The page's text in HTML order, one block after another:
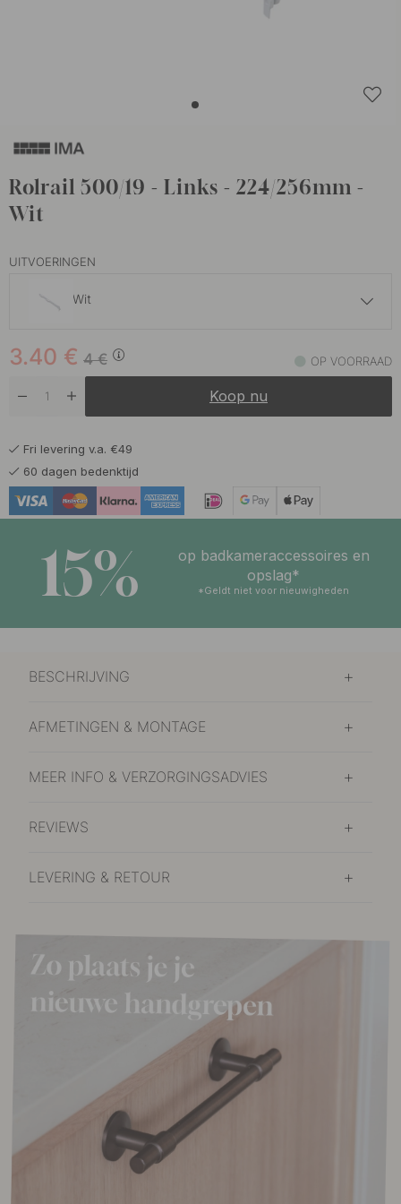
Rolrail 500/19 - Links - 224/256mm -
Wit
UITVOERINGEN
Wit
Donker grijs Op voorraad
4€
3.40 € OP VOORRAAD
Koop nu
Fri levering v.a. €49
60 dagen bedenktijd
15%
op badkameraccessoires en
opslag*
*Geldt niet voor nieuwigheden
BESCHRIJVING
AFMETINGEN & MONTAGE
MEER INFO & VERZORGINGSADVIES
REVIEWS
LEVERING & RETOUR